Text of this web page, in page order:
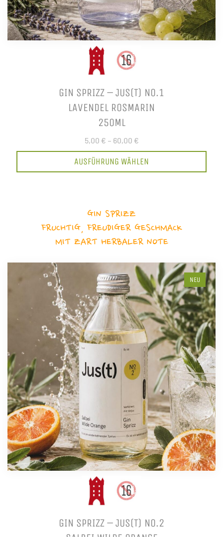
GIN SPRIZZ – JUS(T) NO.1
LAVENDEL ROSMARIN
250ML
5,00 € – 60,00 €
AUSFÜHRUNG WÄHLEN
GIN SPRIZZ
FRUCHTIG, FREUDIGER GESCHMACK
MIT ZART HERBALER NOTE
NEU
GIN SPRIZZ – JUS(T) NO.2